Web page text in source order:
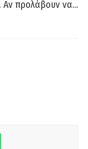
Αν προλάβουν να…